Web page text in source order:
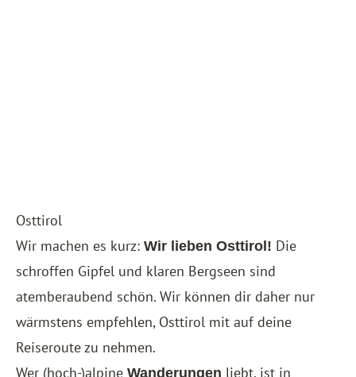
Osttirol
Wir machen es kurz: Wir lieben Osttirol! Die
schroffen Gipfel und klaren Bergseen sind
atemberaubend schön. Wir können dir daher nur
wärmstens empfehlen, Osttirol mit auf deine
Reiseroute zu nehmen.
Wer (hoch-)alpine Wanderungen liebt, ist in